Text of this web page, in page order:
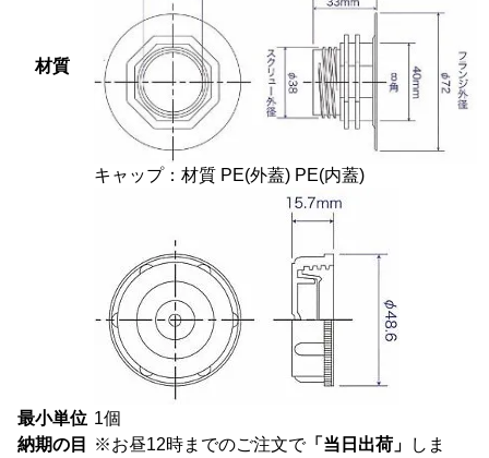
材質
キャップ：材質 PE(外蓋) PE(内蓋)
最小単位 1個
納期の目
※お昼12時までのご注文で「当日出荷」
しま